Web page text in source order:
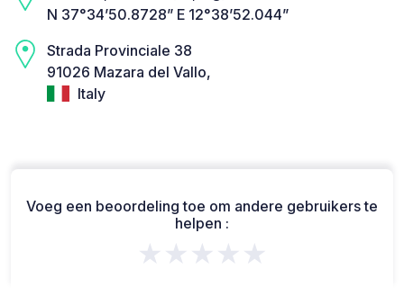
N 37°34’50.8728” E 12°38’52.044”
Strada Provinciale 38
91026 Mazara del Vallo,
Italy
Voeg een beoordeling toe om andere gebruikers te
helpen :
★★★★★